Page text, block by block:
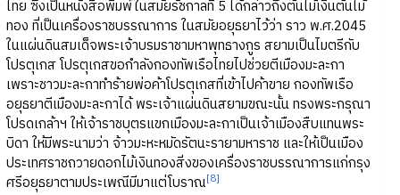
ไทย ซึ่งเป็นหนังสือพิมพ์ในสมัยรัชกาลที่ 5 ได้กล่าวถึงต้นไม้เงินต้นไม้
ทอง ที่เป็นเครื่องราชบรรณาการ ในสมัยอยุธยาไว้ว่า ราว พ.ศ.2045
ในแผ่นดินสมเด็จพระเจ้าบรมราชามหาพุทธางกูร สยามเป็นไมตรีกับ
โปรตุเกส โปรตุเกสขอกำลังกองทัพเรือไทยไปช่วยตีเมืองมะละกา
เพราะชาวมะละกาทำร้ายพ่อค้าโปรตุเกสที่เข้าไปค้าขาย กองทัพเรือ
อยุธยาตีเมืองมะละกาได้ พระเจ้าแผ่นดินสยามขณะนั้น ทรงพระกรุณา
โปรดเกล้าฯ ให้เจ้าราชบุตรแขกเมืองมะละกาเป็นเจ้าเมืองสืบแทนพระ
บิดา ให้มีพระนามว่า จ้าวมะหะหมัดรัตนะรายามหาราช และให้เป็นเมือง
ประเทศราชถวายดอกไม้เงินทองสิ่งของเครื่องราชบรรณาการแก่กรุง
ศรีอยุธยาตามประเพณีมีมาแต่โบราณ[8]